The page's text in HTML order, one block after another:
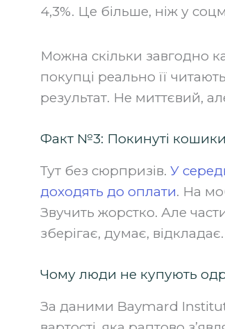
4,3%. Це більше, ніж у
Можна скільки завгодно
покупці реально її
результат. Не миттєвий,
Факт №3: Покинуті
Тут без сюрпризів. У
доходять до оплати. На
Звучить жорстко. Але
зберігає, думає, відкладає.
Чому люди не купують
За даними Baymard